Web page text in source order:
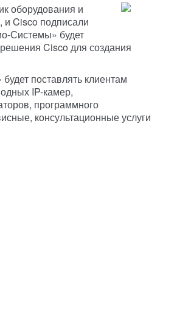
оборудования и
Cisco подписали
Системы» будет
Cisco для создания
поставлять клиентам
IP-камер,
программного
консультационные услуги